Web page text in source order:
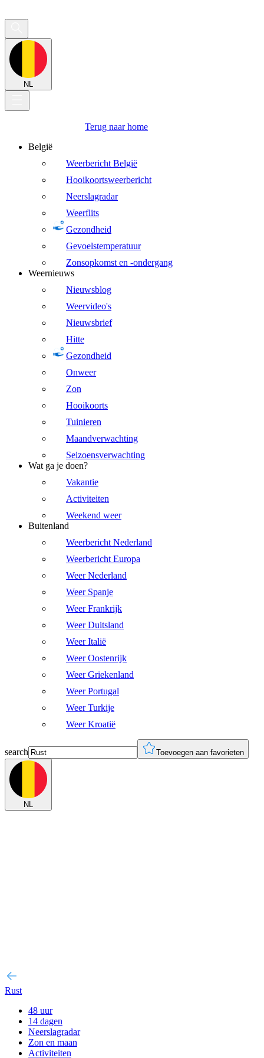
NL
Terug naar home
België
Weerbericht België
Hooikoortsweerbericht
Neerslagradar
Weerflits
Gezondheid
Gevoelstemperatuur
Zonsopkomst en -ondergang
Weernieuws
Nieuwsblog
Weervideo's
Nieuwsbrief
Hitte
Gezondheid
Onweer
Zon
Hooikoorts
Tuinieren
Maandverwachting
Seizoensverwachting
Wat ga je doen?
Vakantie
Activiteiten
Weekend weer
Buitenland
Weerbericht Nederland
Weerbericht Europa
Weer Nederland
Weer Spanje
Weer Frankrijk
Weer Duitsland
Weer Italië
Weer Oostenrijk
Weer Griekenland
Weer Portugal
Weer Turkije
Weer Kroatië
search Toevoegen aan favorieten
NL
Rust
48 uur
14 dagen
Neerslagradar
Zon en maan
Activiteiten